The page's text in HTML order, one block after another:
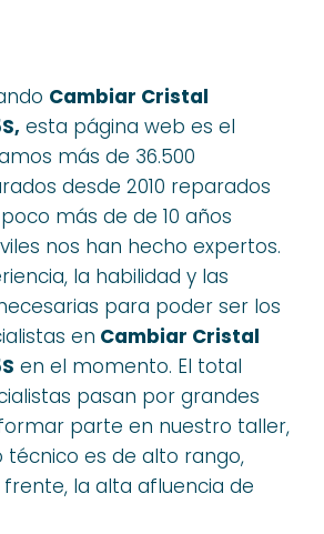
Cambiar Cristal
esta página web es el
más de 36.500
desde 2010 reparados
más de de 10 años
nos han hecho expertos.
la habilidad y las
para poder ser los
en Cambiar Cristal
en el momento. El total
pasan por grandes
parte en nuestro taller,
técnico es de alto rango,
la alta afluencia de